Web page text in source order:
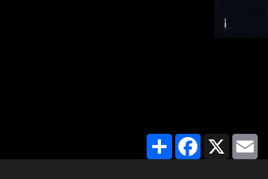
PartagerFacebook
X